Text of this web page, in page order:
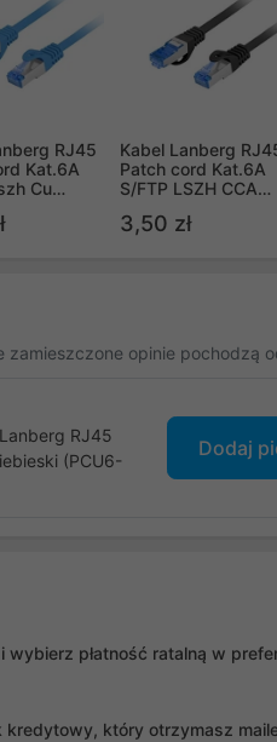
RJ45
Kat.6A
Cu
Kabel Lanberg
Patch cord Kat.6A
S/FTP LSZH CCA
Passed
3,50 zł
zamieszczone opinie pochodzą
RJ45
(PCU6-
Dodaj
i wybierz płatność ratalną w
kredytowy, który otrzymasz